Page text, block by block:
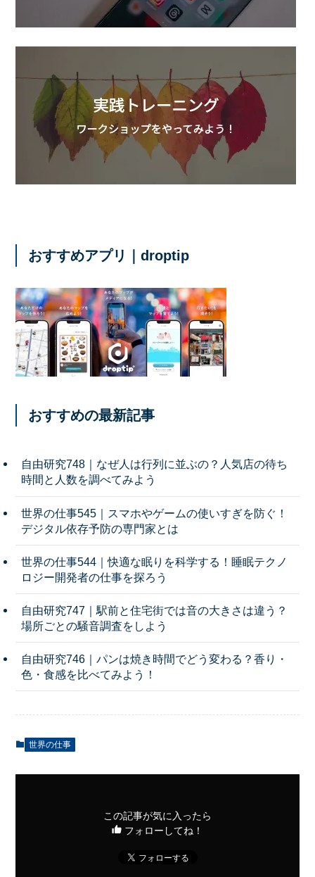
おすすめアプリ｜droptip
おすすめの最新記事
自由研究748｜なぜ人は行列に並ぶの？人気店の待ち
時間と人数を調べてみよう
世界の仕事545｜スマホやゲームの使いすぎを防ぐ！
デジタル依存予防の専門家とは
世界の仕事544｜快適な眠りを科学する！睡眠テクノ
ロジー開発者の仕事を探ろう
自由研究747｜駅前と住宅街では音の大きさは違う？
場所ごとの騒音調査をしよう
自由研究746｜パンは焼き時間でどう変わる？香り・
色・食感を比べてみよう！
世界の仕事
この記事が気に入ったら
フォローしてね！